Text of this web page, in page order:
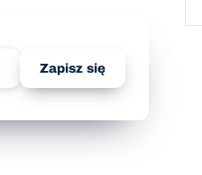
Zapisz się